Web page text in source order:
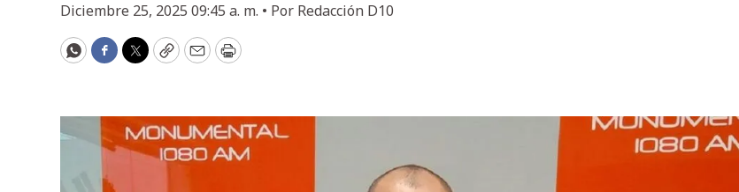
Diciembre 25, 2025 09:45 a. m. • Por Redacción D10
WhatsApp
Facebook
Twitter
CopyEmailPrint